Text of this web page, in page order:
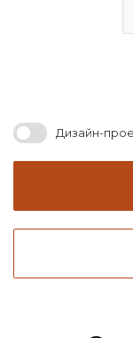
Дизайн-